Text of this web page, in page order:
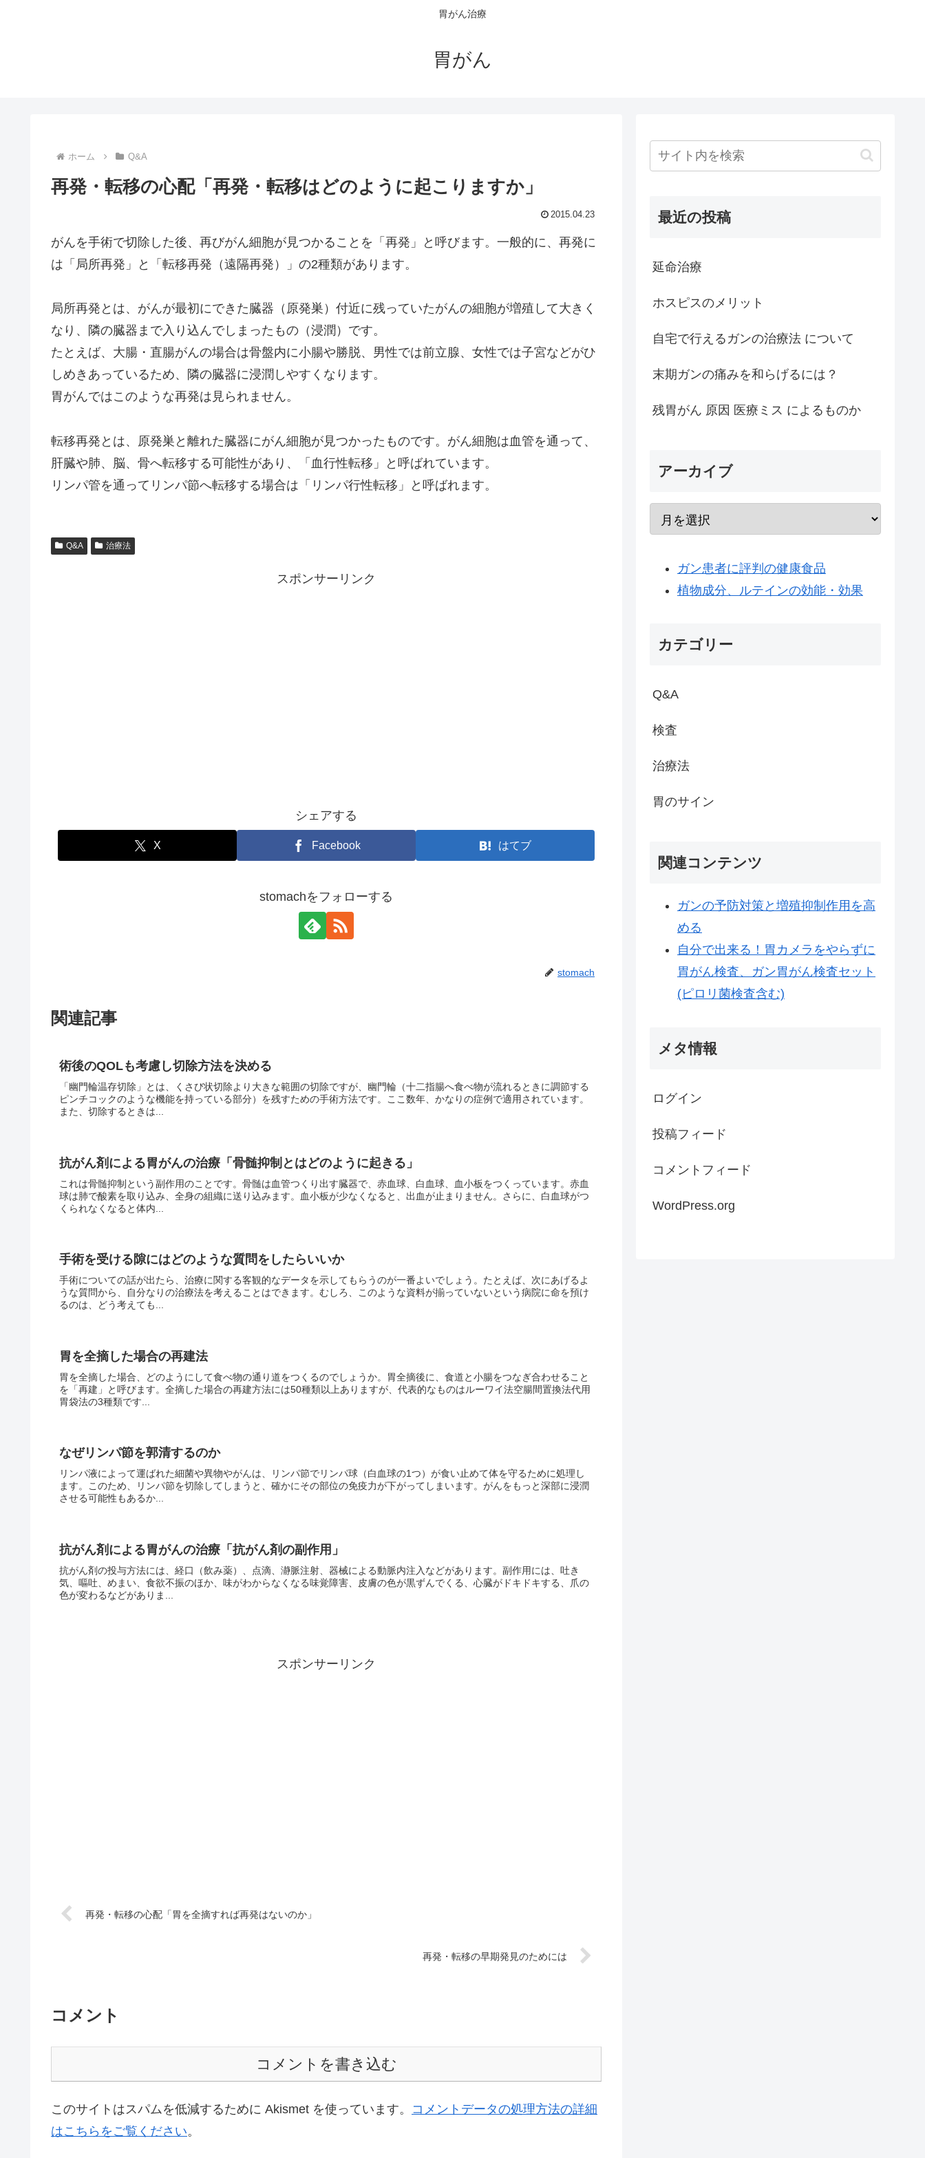
胃がん治療
胃がん
ホーム Q&A
再発・転移の心配「再発・転移はどのように起こりますか」
2015.04.23
がんを手術で切除した後、再びがん細胞が見つかることを「再発」と呼びます。一般的に、再発に
は「局所再発」と「転移再発（遠隔再発）」の2種類があります。
局所再発とは、がんが最初にできた臓器（原発巣）付近に残っていたがんの細胞が増殖して大きく
なり、隣の臓器まで入り込んでしまったもの（浸潤）です。
たとえば、大腸・直腸がんの場合は骨盤内に小腸や勝脱、男性では前立腺、女性では子宮などがひ
しめきあっているため、隣の臓器に浸潤しやすくなります。
胃がんではこのような再発は見られません。
転移再発とは、原発巣と離れた臓器にがん細胞が見つかったものです。がん細胞は血管を通って、
肝臓や肺、脳、骨へ転移する可能性があり、「血行性転移」と呼ばれています。
リンパ管を通ってリンパ節へ転移する場合は「リンパ行性転移」と呼ばれます。
Q&A 治療法
スポンサーリンク
シェアする
X Facebook はてブ
stomachをフォローする
stomach
関連記事
術後のQOLも考慮し切除方法を決める
「幽門輪温存切除」とは、くさび状切除より大きな範囲の切除ですが、幽門輪（十二指腸へ食べ物が流れるときに調節する
ピンチコックのような機能を持っている部分）を残すための手術方法です。ここ数年、かなりの症例で適用されています。
また、切除するときは...
抗がん剤による胃がんの治療「骨髄抑制とはどのように起きる」
これは骨髄抑制という副作用のことです。骨髄は血管つくり出す臓器で、赤血球、白血球、血小板をつくっています。赤血
球は肺で酸素を取り込み、全身の組織に送り込みます。血小板が少なくなると、出血が止まりません。さらに、白血球がつ
くられなくなると体内...
手術を受ける隙にはどのような質問をしたらいいか
手術についての話が出たら、治療に関する客観的なデータを示してもらうのが一番よいでしょう。たとえば、次にあげるよ
うな質問から、自分なりの治療法を考えることはできます。むしろ、このような資料が揃っていないという病院に命を預け
るのは、どう考えても...
胃を全摘した場合の再建法
胃を全摘した場合、どのようにして食べ物の通り道をつくるのでしょうか。胃全摘後に、食道と小腸をつなぎ合わせること
を「再建」と呼びます。全摘した場合の再建方法には50種類以上ありますが、代表的なものはルーワイ法空腸間置換法代用
胃袋法の3種類です...
なぜリンパ節を郭清するのか
リンパ液によって運ばれた細菌や異物やがんは、リンパ節でリンパ球（白血球の1つ）が食い止めて体を守るために処理し
ます。このため、リンパ節を切除してしまうと、確かにその部位の免疫力が下がってしまいます。がんをもっと深部に浸潤
させる可能性もあるか...
抗がん剤による胃がんの治療「抗がん剤の副作用」
抗がん剤の投与方法には、経口（飲み薬）、点滴、瀞脈注射、器械による動脈内注入などがあります。副作用には、吐き
気、嘔吐、めまい、食欲不振のほか、味がわからなくなる味覚障害、皮膚の色が黒ずんでくる、心臓がドキドキする、爪の
色が変わるなどがありま...
スポンサーリンク
再発・転移の心配「胃を全摘すれば再発はないのか」
再発・転移の早期発見のためには
コメント
コメントを書き込む
このサイトはスパムを低減するために Akismet を使っています。 コメントデータの処理方法の詳細
はこちらをご覧ください。
最近の投稿
延命治療
ホスピスのメリット
自宅で行えるガンの治療法 について
末期ガンの痛みを和らげるには？
残胃がん 原因 医療ミス によるものか
アーカイブ
ガン患者に評判の健康食品
植物成分、ルテインの効能・効果
カテゴリー
Q&A
検査
治療法
胃のサイン
関連コンテンツ
ガンの予防対策と増殖抑制作用を高
める
自分で出来る！胃カメラをやらずに
胃がん検査、ガン胃がん検査セット
(ピロリ菌検査含む)
メタ情報
ログイン
投稿フィード
コメントフィード
WordPress.org